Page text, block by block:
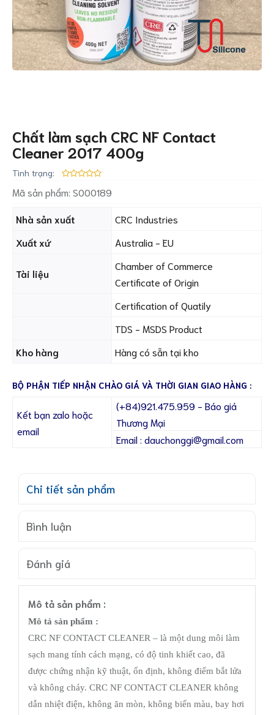
Chất làm sạch CRC NF Contact
Cleaner 2017 400g
Tình trạng:
Mã sản phẩm: S000189
Nhà sản xuất
CRC Industries
Xuất xứ
Australia - EU
Tài liệu
Chamber of Commerce
Certificate of Origin
Certification of Quatily
TDS - MSDS Product
Kho hàng
Hàng có sẵn tại kho
BỘ PHẬN TIẾP NHẬN CHÀO GIÁ VÀ THỜI GIAN GIAO HÀNG :
Kết bạn zalo hoặc
email
(+84)921.475.959 - Báo giá
Thương Mại
Email : dauchonggi@gmail.com
Chi tiết sản phẩm
Bình luận
Đánh giá
Mô tả sản phẩm :
Mô tả sản phẩm :
CRC NF CONTACT CLEANER – là một dung môi làm
sạch mang tính cách mạng, có độ tinh khiết cao, đã
được chứng nhận kỹ thuật, ổn định, không điểm bắt lửa
và không cháy. CRC NF CONTACT CLEANER không
dẫn nhiệt điện, không ăn mòn, không biến màu, bay hơi